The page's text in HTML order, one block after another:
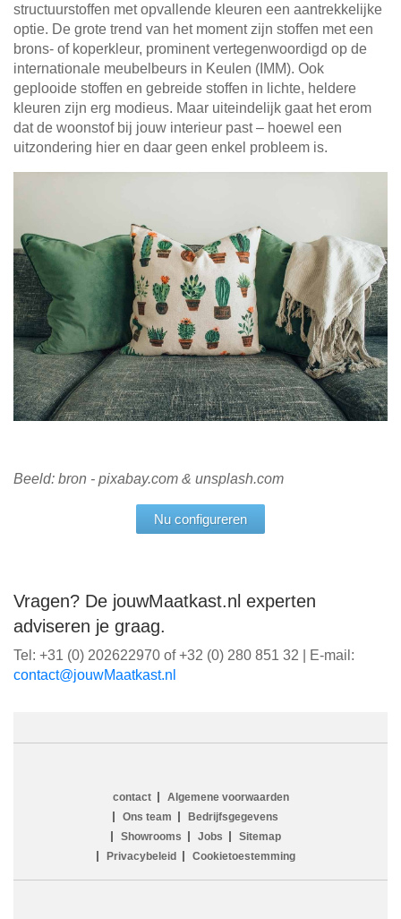
structuurstoffen met opvallende kleuren een aantrekkelijke
optie. De grote trend van het moment zijn stoffen met een
brons- of koperkleur, prominent vertegenwoordigd op de
internationale meubelbeurs in Keulen (IMM). Ook
geplooide stoffen en gebreide stoffen in lichte, heldere
kleuren zijn erg modieus. Maar uiteindelijk gaat het erom
dat de woonstof bij jouw interieur past – hoewel een
uitzondering hier en daar geen enkel probleem is.
Beeld: bron - pixabay.com & unsplash.com
Nu configureren
Vragen? De jouwMaatkast.nl experten
adviseren je graag.
Tel: +31 (0) 202622970 of +32 (0) 280 851 32 | E-mail:
ln.tsaktaaMwuoj@tcatnoc
contact
Algemene voorwaarden
Ons team
Bedrijfsgegevens
Showrooms
Jobs
Sitemap
Privacybeleid
Cookietoestemming